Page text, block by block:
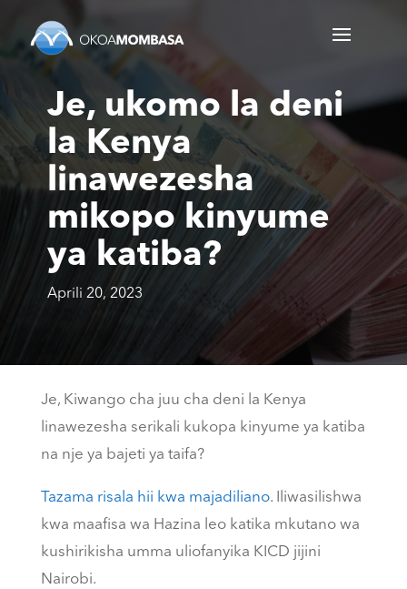
Je, ukomo la deni
la Kenya
linawezesha
mikopo kinyume
ya katiba?
Aprili 20, 2023
Je, Kiwango cha juu cha deni la Kenya
linawezesha serikali kukopa kinyume ya katiba
na nje ya bajeti ya taifa?
Tazama risala hii kwa majadiliano. Iliwasilishwa
kwa maafisa wa Hazina leo katika mkutano wa
kushirikisha umma uliofanyika KICD jijini
Nairobi.